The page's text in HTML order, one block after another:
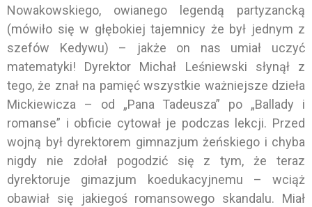
Nowakowskiego, owianego legendą partyzancką
(mówiło się w głębokiej tajemnicy że był jednym z
szefów Kedywu) – jakże on nas umiał uczyć
matematyki! Dyrektor Michał Leśniewski słynął z
tego, że znał na pamięć wszystkie ważniejsze dzieła
Mickiewicza – od „Pana Tadeusza” po „Ballady i
romanse” i obficie cytował je podczas lekcji. Przed
wojną był dyrektorem gimnazjum żeńskiego i chyba
nigdy nie zdołał pogodzić się z tym, że teraz
dyrektoruje gimazjum koedukacyjnemu – wciąż
obawiał się jakiegoś romansowego skandalu. Miał